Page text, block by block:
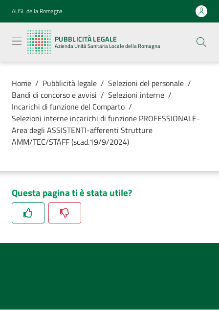
Vai al contenuto
Vai alla navigazione
Vai al footer
AUSL della Romagna
PUBBLICITÀ LEGALE
Azienda Unità Sanitaria Locale della Romagna
legale
Azienda
Unità
Locale della
Azienda
cura
Comunica
Home / Pubblicità legale / Selezioni del personale /
Bandi di concorso e avvisi / Selezioni interne /
Incarichi di funzione del Comparto /
Selezioni interne incarichi di funzione PROFESSIONALE-
Area degli ASSISTENTI-afferenti Strutture
AMM/TEC/STAFF (scad.19/9/2024)
Questa pagina ti è stata utile?